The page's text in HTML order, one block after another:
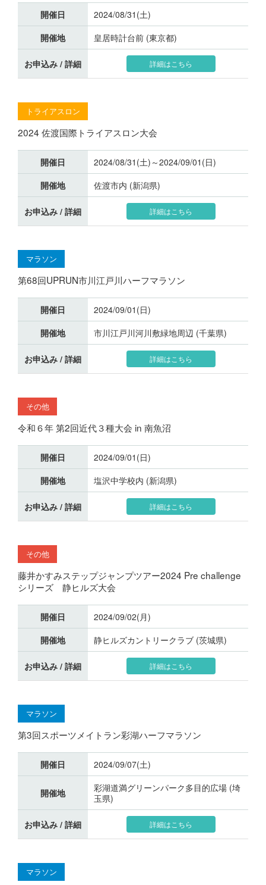
開催日
2024/08/31(土)
開催地
皇居時計台前 (東京都)
お申込み / 詳細 詳細はこちら
トライアスロン
2024 佐渡国際トライアスロン大会
開催日
2024/08/31(土)～2024/09/01(日)
開催地
佐渡市内 (新潟県)
お申込み / 詳細 詳細はこちら
マラソン
第68回UPRUN市川江戸川ハーフマラソン
開催日
2024/09/01(日)
開催地
市川江戸川河川敷緑地周辺 (千葉県)
お申込み / 詳細 詳細はこちら
その他
令和６年 第2回近代３種大会 in 南魚沼
開催日
2024/09/01(日)
開催地
塩沢中学校内 (新潟県)
お申込み / 詳細 詳細はこちら
その他
藤井かすみステップジャンプツアー2024 Pre challenge
シリーズ 静ヒルズ大会
開催日
2024/09/02(月)
開催地
静ヒルズカントリークラブ (茨城県)
お申込み / 詳細 詳細はこちら
マラソン
第3回スポーツメイトラン彩湖ハーフマラソン
開催日 2024/09/07(土)
開催地
彩湖道満グリーンパーク多目的広場 (埼
玉県)
お申込み / 詳細 詳細はこちら
マラソン